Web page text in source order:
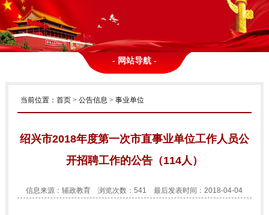
- 网站导航 -
当前位置： 首页> 公告信息 > 事业单位
绍兴市2018年度第一次市直事业单位工作人员公
开招聘工作的公告（114人）
信息来源：辅政教育 浏览次数：541 最后发表时间：2018-04-04